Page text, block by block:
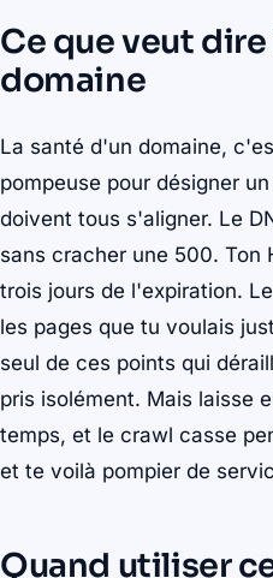
Ce que veut
domaine
La santé d'un domaine,
pompeuse pour désigner
doivent tous s'aligner. Le
sans cracher une 500. Ton
trois jours de l'expiration.
les pages que tu voulais
seul de ces points qui
pris isolément. Mais laisse
temps, et le crawl casse
et te voilà pompier de
Quand utiliser